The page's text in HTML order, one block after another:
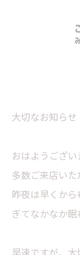
大切なお知らせ
おはようござ
多数ご来店い
昨夜は早くか
ぎてなかなか
早速ですが、